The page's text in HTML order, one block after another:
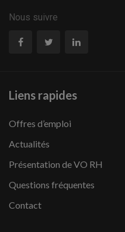
Nous suivre
Liens rapides
Offres d’emploi
Actualités
Présentation de VO RH
Questions fréquentes
Contact